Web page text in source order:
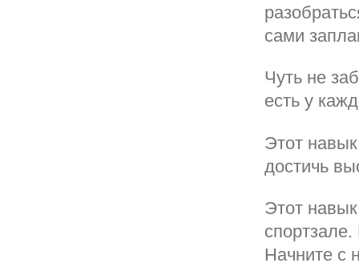
сами
Чуть не
есть у
Этот
достичь
Этот
Начните с